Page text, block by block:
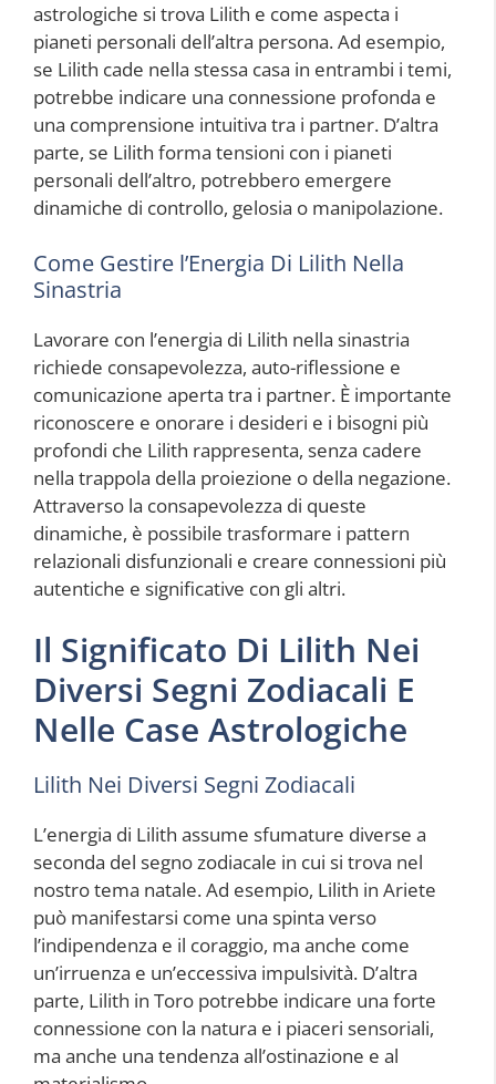
astrologiche si trova Lilith e come aspecta i
pianeti personali dell’altra persona. Ad esempio,
se Lilith cade nella stessa casa in entrambi i temi,
potrebbe indicare una connessione profonda e
una comprensione intuitiva tra i partner. D’altra
parte, se Lilith forma tensioni con i pianeti
personali dell’altro, potrebbero emergere
dinamiche di controllo, gelosia o manipolazione.
Come Gestire l’Energia Di Lilith Nella
Sinastria
Lavorare con l’energia di Lilith nella sinastria
richiede consapevolezza, auto-riflessione e
comunicazione aperta tra i partner. È importante
riconoscere e onorare i desideri e i bisogni più
profondi che Lilith rappresenta, senza cadere
nella trappola della proiezione o della negazione.
Attraverso la consapevolezza di queste
dinamiche, è possibile trasformare i pattern
relazionali disfunzionali e creare connessioni più
autentiche e significative con gli altri.
Il Significato Di Lilith Nei
Diversi Segni Zodiacali E
Nelle Case Astrologiche
Lilith Nei Diversi Segni Zodiacali
L’energia di Lilith assume sfumature diverse a
seconda del segno zodiacale in cui si trova nel
nostro tema natale. Ad esempio, Lilith in Ariete
può manifestarsi come una spinta verso
l’indipendenza e il coraggio, ma anche come
un’irruenza e un’eccessiva impulsività. D’altra
parte, Lilith in Toro potrebbe indicare una forte
connessione con la natura e i piaceri sensoriali,
ma anche una tendenza all’ostinazione e al